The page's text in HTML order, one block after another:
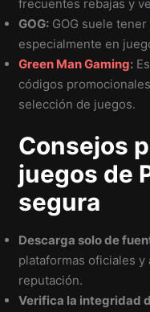
frecuentes rebajas y
GOG: GOG suele
especialmente en
Green Man Gaming:
códigos
selección de juegos.
Consejos
juegos de
segura
Descarga solo de
plataformas oficiales
reputación.
Verifica la integridad